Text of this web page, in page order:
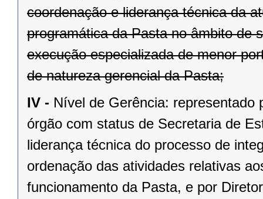
coordenação e liderança técnica da
programática da Pasta no âmbito de
execução especializada de menor
de natureza gerencial da Pasta;
IV - Nível de Gerência: representado
órgão com status de Secretaria de
liderança técnica do processo de
ordenação das atividades relativas
funcionamento da Pasta, e por